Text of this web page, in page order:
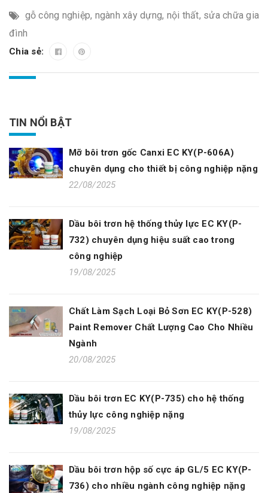
gỗ công nghiệp, ngành xây dựng, nội thất, sửa chữa gia
đình
Chia sẻ:
TIN NỔI BẬT
Mỡ bôi trơn gốc Canxi EC KY(P-606A)
chuyên dụng cho thiết bị công nghiệp nặng
22/08/2025
Dầu bôi trơn hệ thống thủy lực EC KY(P-
732) chuyên dụng hiệu suất cao trong
công nghiệp
19/08/2025
Chất Làm Sạch Loại Bỏ Sơn EC KY(P-528)
Paint Remover Chất Lượng Cao Cho Nhiều
Ngành
20/08/2025
Dầu bôi trơn EC KY(P-735) cho hệ thống
thủy lực công nghiệp nặng
19/08/2025
Dầu bôi trơn hộp số cực áp GL/5 EC KY(P-
736) cho nhiều ngành công nghiệp nặng